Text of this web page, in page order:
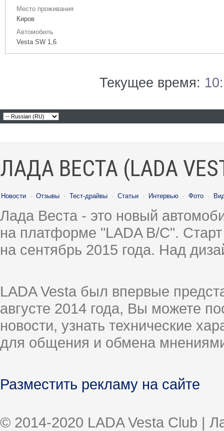
Место проживания
Киров
Автомобиль
Vesta SW 1,6
Текущее время:
ЛАДА ВЕСТА (LADA
Новости · Отзывы · Тест-драйвы · Статьи · Интервью · Фото ·
Лада Веста - это новый
на платформе "LADA B/C".
на сентябрь 2015 года. Над
LADA Vesta был впервые
августе 2014 года, Вы можете
новости, узнать технические
для общения и обмена
Разместить рекламу на сайте
© 2014-2020 LADA Vesta Club |